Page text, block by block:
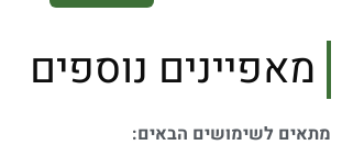
מאפיינים נוספים
מתאים לשימושים הבאים: